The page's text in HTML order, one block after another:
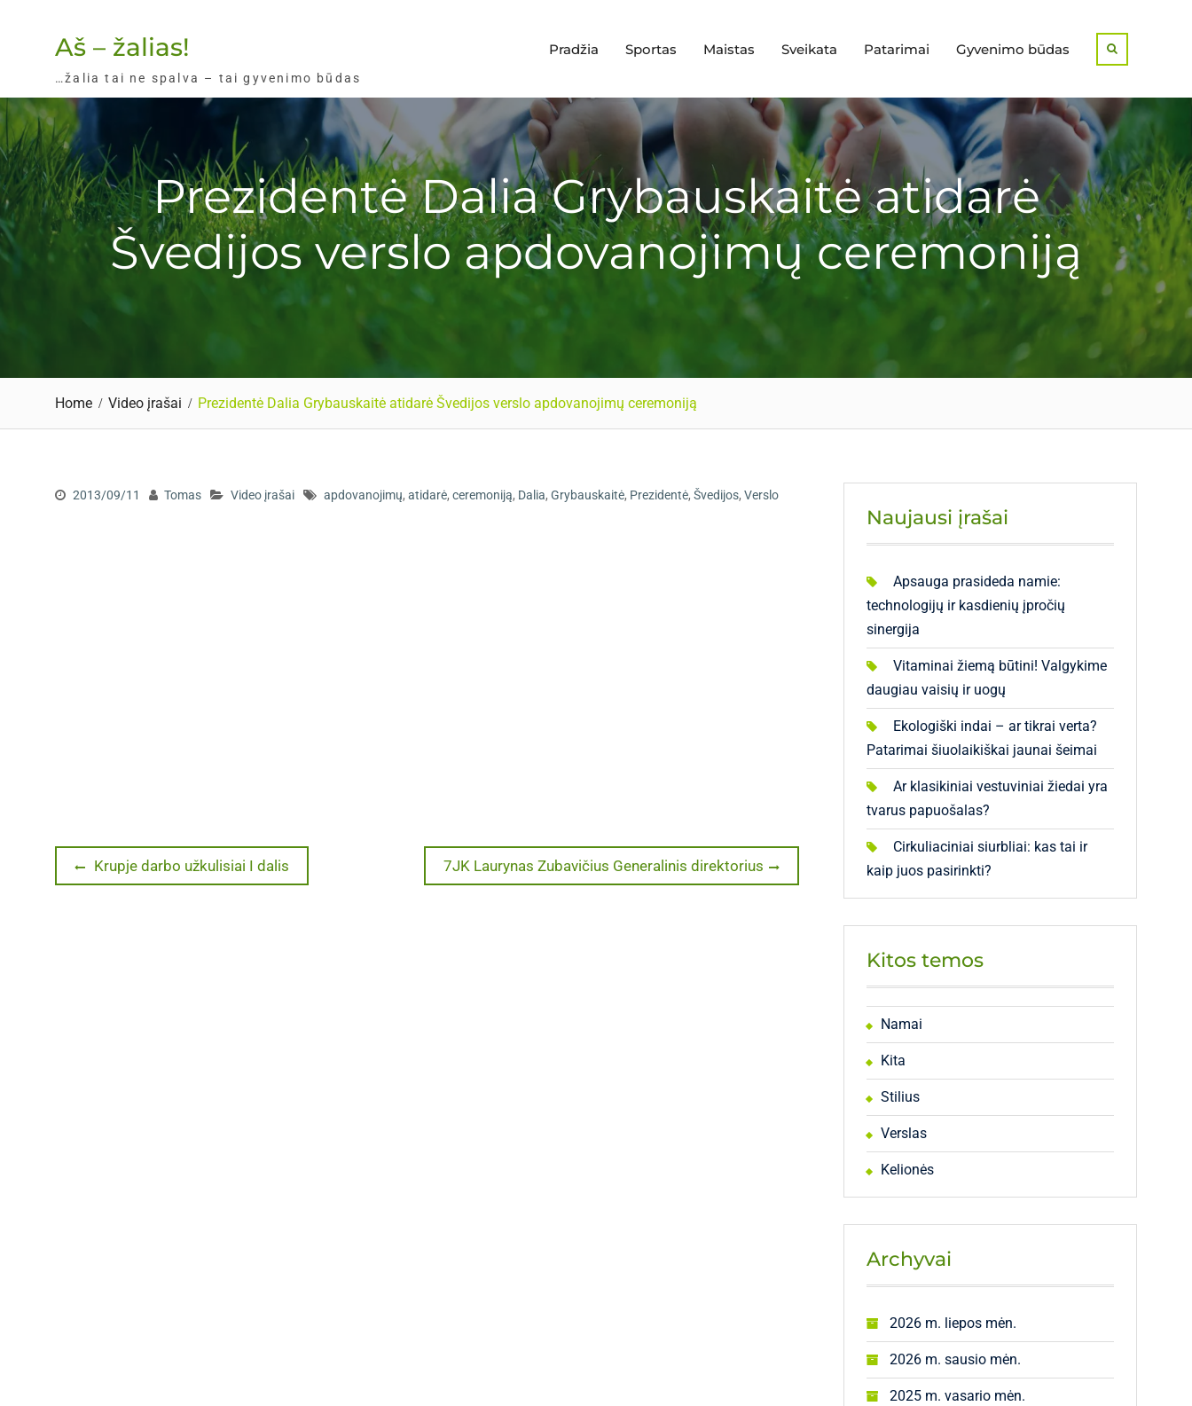
Aš – žalias!
…žalia tai ne spalva – tai gyvenimo būdas
Pradžia Sportas Maistas Sveikata Patarimai Gyvenimo būdas
Prezidentė Dalia Grybauskaitė atidarė
Švedijos verslo apdovanojimų ceremoniją
Home Video įrašai Prezidentė Dalia Grybauskaitė atidarė Švedijos verslo apdovanojimų ceremoniją
2013/09/11 Tomas Video įrašai apdovanojimų, atidarė, ceremoniją, Dalia, Grybauskaitė, Prezidentė, Švedijos, Verslo
Navigacija
Previous
post:
Krupje darbo užkulisiai I dalis
Next
post:
7JK Laurynas Zubavičius Generalinis direktorius
Naujausi įrašai
Apsauga prasideda namie:
technologijų ir kasdienių įpročių
sinergija
Vitaminai žiemą būtini! Valgykime
daugiau vaisių ir uogų
Ekologiški indai – ar tikrai verta?
Patarimai šiuolaikiškai jaunai šeimai
Ar klasikiniai vestuviniai žiedai yra
tvarus papuošalas?
Cirkuliaciniai siurbliai: kas tai ir
kaip juos pasirinkti?
Kitos temos
Namai
Kita
Stilius
Verslas
Kelionės
Archyvai
2026 m. liepos mėn.
2026 m. sausio mėn.
2025 m. vasario mėn.